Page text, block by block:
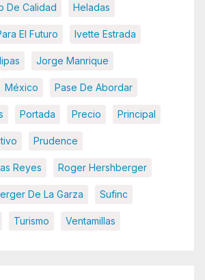
De Calidad Heladas
El Futuro Ivette Estrada
Jorge Manrique
México Pase De Abordar
Portada Precio Principal
Prudence
Reyes Roger Hershberger
De La Garza Sufinc
Turismo Ventamillas